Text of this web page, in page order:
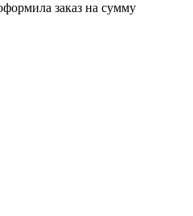
заказ на сумму